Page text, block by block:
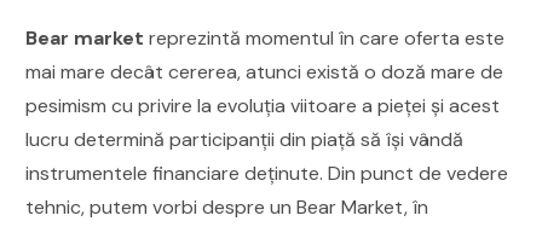
Bear market reprezintă momentul în care oferta este
mai mare decât cererea, atunci există o doză mare de
pesimism cu privire la evoluția viitoare a pieței și acest
lucru determină participanții din piață să își vândă
instrumentele financiare deținute. Din punct de vedere
tehnic, putem vorbi despre un Bear Market, în